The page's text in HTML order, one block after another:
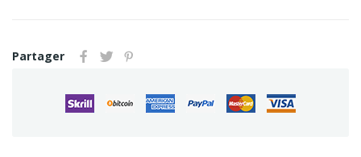
Partager